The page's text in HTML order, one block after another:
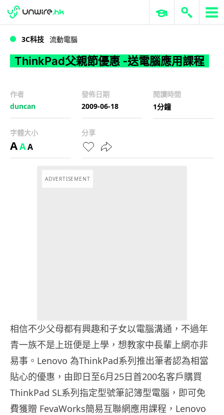
ThinkPad父親節優惠 -送電腦應用課程
WWDC 2026 ERP 與商業 AI
3C科技 流動電腦
ThinkPad父親節優惠 -送電腦應用課程
作者
duncan
發佈日期
2009-06-18
閱讀時間
1分鐘
字體大小
AAA
分享
ADVERTISEMENT
相信不少父母都有興趣和子女以電腦溝通，不過年
青一族不是上班便是上學，想教家中長輩上網亦非
易事。Lenovo 為ThinkPad系列推出筆者認為相當
貼心的優惠，由即日至6月25日首200名客戶購買
ThinkPad SL系列指定型號筆記簿型電腦，即可免
費獲贈 FevaWorks簡易互聯網應用課程，Lenovo